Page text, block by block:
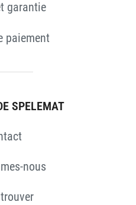
garantie
paiement
SPELEMAT
nous